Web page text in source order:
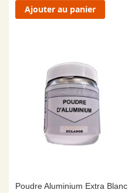
Ajouter au panier
Poudre Aluminium Extra Blanc